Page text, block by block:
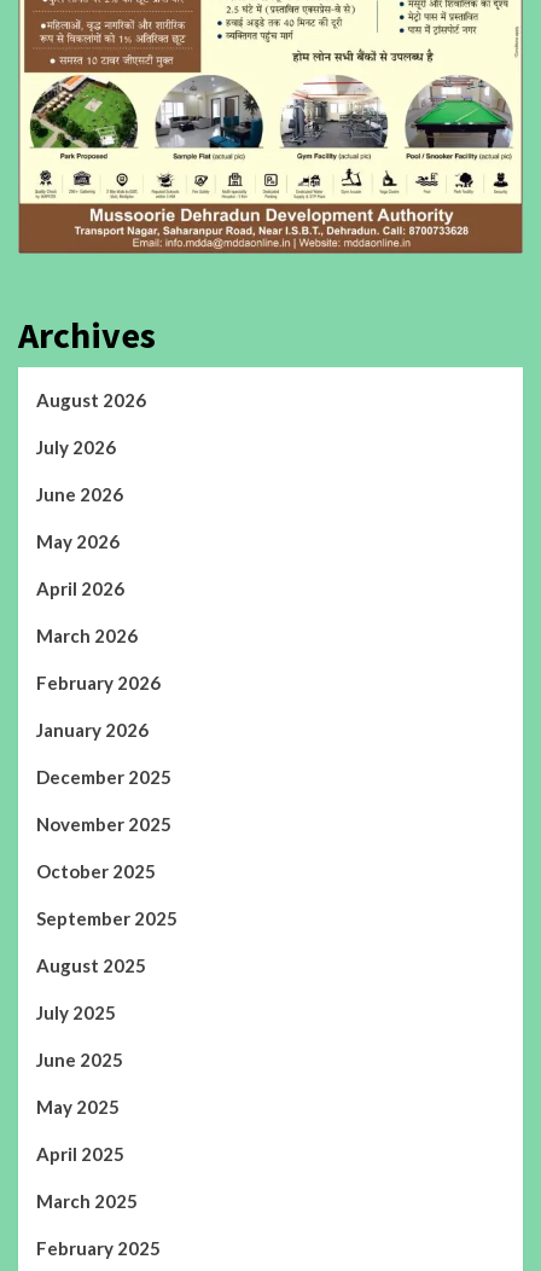
Archives
August 2026
July 2026
June 2026
May 2026
April 2026
March 2026
February 2026
January 2026
December 2025
November 2025
October 2025
September 2025
August 2025
July 2025
June 2025
May 2025
April 2025
March 2025
February 2025